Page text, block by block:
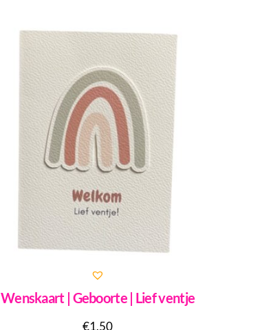
Wenskaart | Geboorte | Lief ventje
€1,50